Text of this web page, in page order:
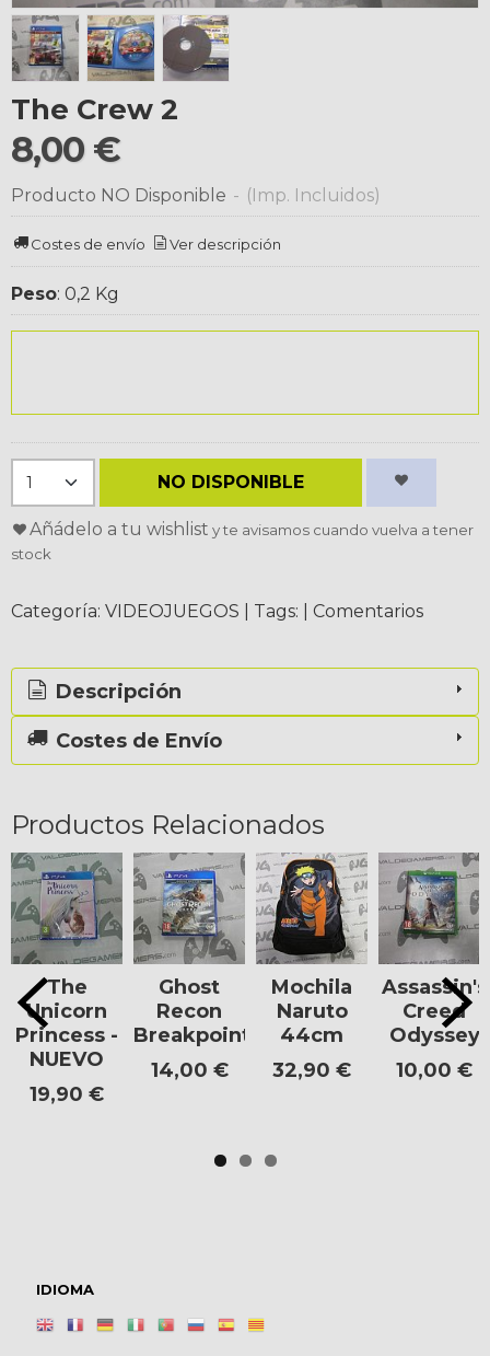
IDIOMA
The Crew 2
8,00 €
Producto NO Disponible - (Imp. Incluidos)
Costes de envío Ver descripción
Peso: 0,2 Kg
NO DISPONIBLE
Añádelo a tu wishlist y te avisamos cuando vuelva a tener
stock
Categoría: VIDEOJUEGOS Tags: Comentarios
Descripción
Costes de Envío
Productos Relacionados
The
Unicorn
Princess -
NUEVO
19,90 €
Ghost
Recon
Breakpoint
14,00 €
Mochila
Naruto
44cm
32,90 €
Assassin's
Creed
Odyssey
10,00 €